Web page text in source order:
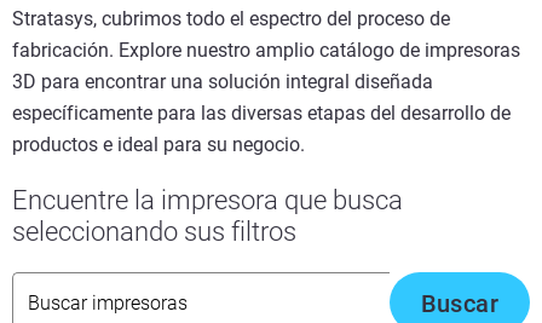
Stratasys, cubrimos todo el espectro del proceso de
fabricación. Explore nuestro amplio catálogo de impresoras
3D para encontrar una solución integral diseñada
específicamente para las diversas etapas del desarrollo de
productos e ideal para su negocio.
Encuentre la impresora que busca
seleccionando sus filtros
Buscar